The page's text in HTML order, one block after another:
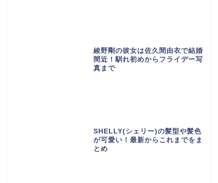
綾野剛の彼女は佐久間由衣で結婚
間近！馴れ初めからフライデー写
真まで
SHELLY(シェリー)の髪型や髪色
が可愛い！最新からこれまでをま
とめ